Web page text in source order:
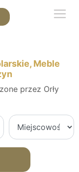
Meble
przez Orły